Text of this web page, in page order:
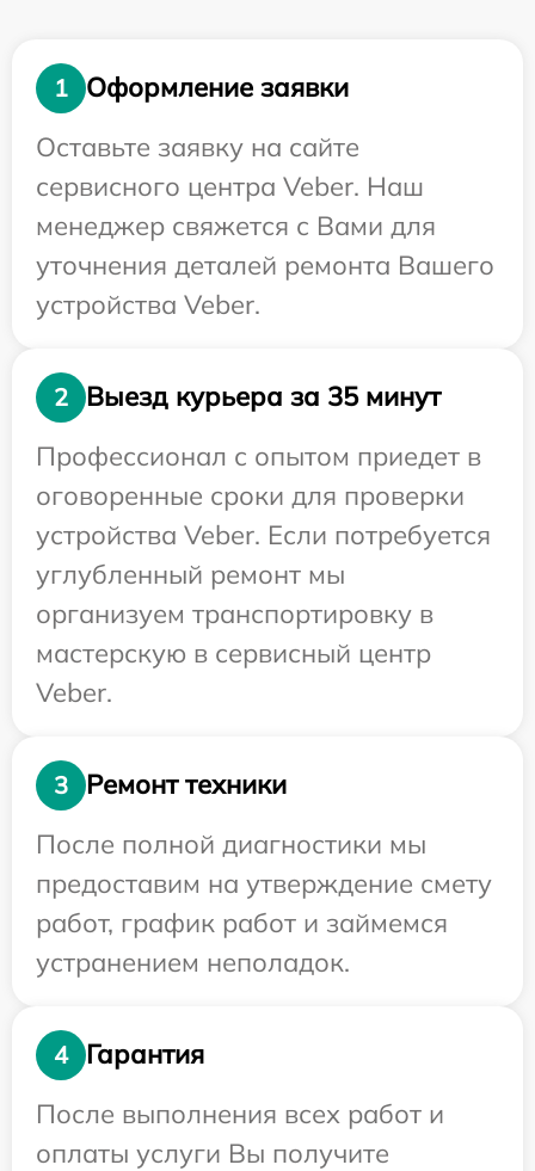
1
Оформление заявки
Оставьте заявку на сайте
сервисного центра Veber. Наш
менеджер свяжется с Вами для
уточнения деталей ремонта Вашего
устройства Veber.
2
Выезд курьера за 35 минут
Профессионал с опытом приедет в
оговоренные сроки для проверки
устройства Veber. Если потребуется
углубленный ремонт мы
организуем транспортировку в
мастерскую в сервисный центр
Veber.
3
Ремонт техники
После полной диагностики мы
предоставим на утверждение смету
работ, график работ и займемся
устранением неполадок.
4
Гарантия
После выполнения всех работ и
оплаты услуги Вы получите